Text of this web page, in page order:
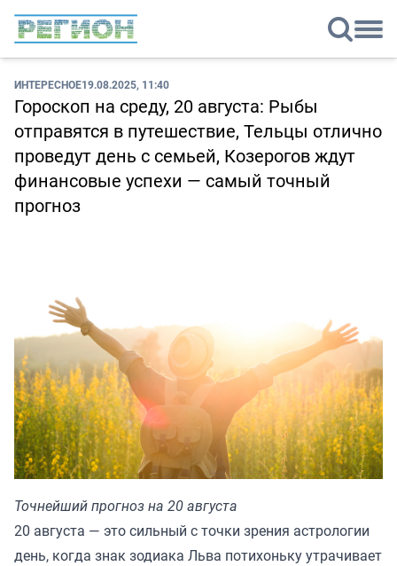
ИНТЕРЕСНОЕ19.08.2025, 11:40
Гороскоп на среду, 20 августа: Рыбы
отправятся в путешествие, Тельцы отлично
проведут день с семьей, Козерогов ждут
финансовые успехи — самый точный
прогноз
Точнейший прогноз на 20 августа
20 августа — это сильный с точки зрения астрологии
день, когда знак зодиака Льва потихоньку утрачивает